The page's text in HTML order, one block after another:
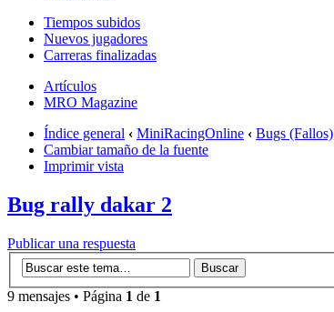
Tiempos subidos
Nuevos jugadores
Carreras finalizadas
Artículos
MRO Magazine
Índice general ‹ MiniRacingOnline ‹ Bugs (Fallos)
Cambiar tamaño de la fuente
Imprimir vista
Bug rally dakar 2
Publicar una respuesta
9 mensajes • Página 1 de 1